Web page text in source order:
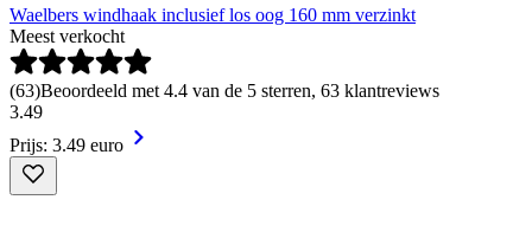
Waelbers windhaak inclusief los oog 160 mm verzinkt
Meest verkocht
(63)Beoordeeld met 4.4 van de 5 sterren, 63 klantreviews
3.49
Prijs: 3.49 euro